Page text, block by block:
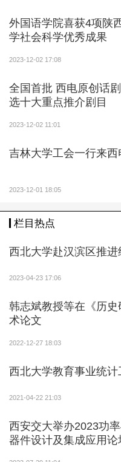
第十二届学生会委员会
单》等9个文件。在各
《西安电子科技大学学
电子科技大学第十二次
表大会提案进行了充分
议做了充足准备。
12月2日上午召开正
一届学生会委员会、第
审议通过《关于修改<
说明》《关于修改<西
说明》，听取西安电子
会、第六次研究生代表
安电子科技大学第十二
究生会委员会委员各29
员各5名。
第十二次学生代表
见。通过大会共征集到
4份、身心健康类3份
代表提案120份，经真
遴选等环节，确定有效
外国语学院喜获4项陕
学社会科学优秀成果
2023-12-02 17:08
全国首批 西电原创话
选十大重点推介剧目
2023-12-02 11:01
吉林大学工会一行来
2023-12-01 18:05
栏目热点
西北大学赴汉滨区推
2023-04-23 17:06
韩志斌教授等在《历
术论文
2022-12-27 18:03
西北大学教育事业统
2021-04-22 21:03
西安交大举办2023功
器件设计及集成应用论